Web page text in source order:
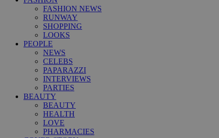
FASHION NEWS
RUNWAY
SHOPPING
LOOKS
PEOPLE
NEWS
CELEBS
PAPARAZZI
INTERVIEWS
PARTIES
BEAUTY
BEAUTY
HEALTH
LOVE
PHARMACIES